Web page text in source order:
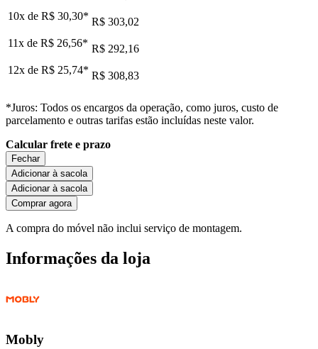
10x de R$ 30,30* R$ 303,02
11x de R$ 26,56* R$ 292,16
12x de R$ 25,74* R$ 308,83
*Juros: Todos os encargos da operação, como juros, custo de
parcelamento e outras tarifas estão incluídas neste valor.
Calcular frete e prazo
Fechar
Adicionar à sacola
Adicionar à sacola
Comprar agora
A compra do móvel não inclui serviço de montagem.
Informações da loja
Mobly